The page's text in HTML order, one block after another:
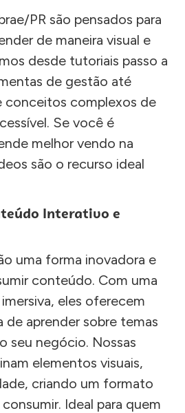
PR são pensados para
de maneira visual e
desde tutoriais passo a
de gestão até
conceitos complexos de
Se você é
melhor vendo na
são o recurso ideal
Interativo e
uma forma inovadora e
conteúdo. Com uma
eles oferecem
de aprender sobre temas
seu negócio. Nossas
elementos visuais,
criando um formato
Ideal para quem